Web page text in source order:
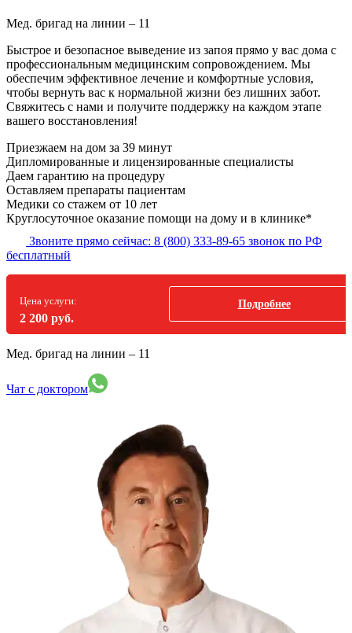
Мед. бригад на линии – 11
Быстрое и безопасное выведение из запоя прямо у вас дома с
профессиональным медицинским сопровождением. Мы
обеспечим эффективное лечение и комфортные условия,
чтобы вернуть вас к нормальной жизни без лишних забот.
Свяжитесь с нами и получите поддержку на каждом этапе
вашего восстановления!
Приезжаем на дом за 39 минут
Дипломированные и лицензированные специалисты
Даем гарантию на процедуру
Оставляем препараты пациентам
Медики со стажем от 10 лет
Круглосуточное оказание помощи на дому и в клинике*
Звоните прямо сейчас: 8 (800) 333-89-65 звонок по РФ
бесплатный
Цена услуги:
2 200 руб.
Подробнее
Мед. бригад на линии – 11
Чат с доктором